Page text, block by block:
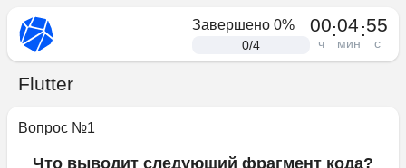
Завершено 0%
0/4
00
ч
:04
мин
:55
с
Flutter
Вопрос №1
Что выводит следующий фрагмент кода?